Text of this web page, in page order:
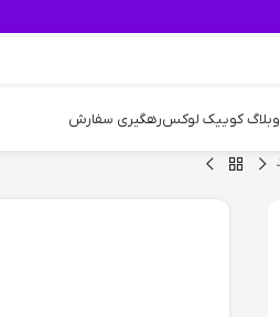
وبلاگ کوییک لوکسرهگیری سفارش